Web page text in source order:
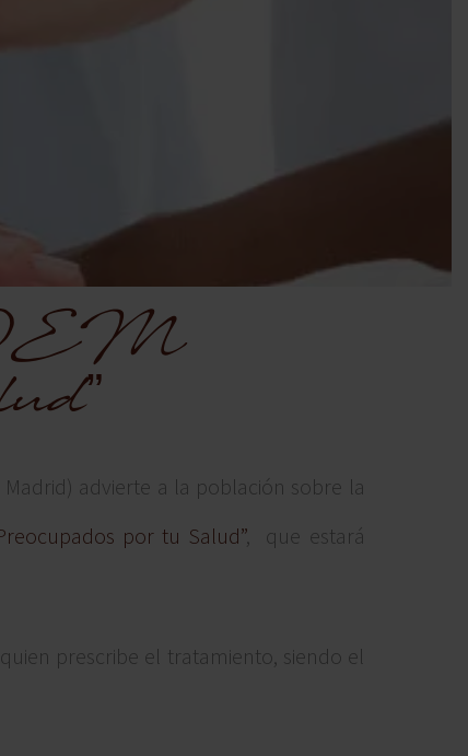
advierte a la población sobre la
por tu Salud”, que estará
prescribe el tratamiento, siendo el